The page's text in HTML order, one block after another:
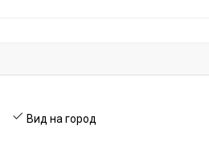
Вид на город